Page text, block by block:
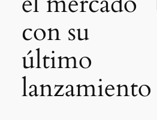
con su
último
lanzamiento